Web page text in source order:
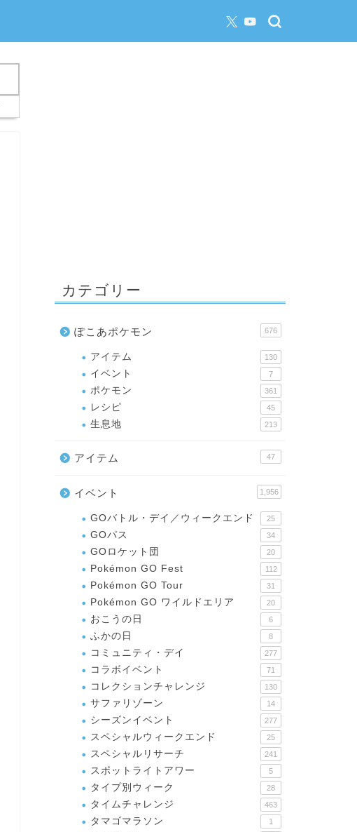
カテゴリー
ぽこあポケモン 676
アイテム 130
イベント 7
ポケモン 361
レシピ 45
生息地 213
アイテム 47
イベント 1,956
GOバトル・デイ／ウィークエンド 25
GOパス 34
GOロケット団 20
Pokémon GO Fest 112
Pokémon GO Tour 31
Pokémon GO ワイルドエリア 20
おこうの日 6
ふかの日 8
コミュニティ・デイ 277
コラボイベント 71
コレクションチャレンジ 130
サファリゾーン 14
シーズンイベント 277
スペシャルウィークエンド 25
スペシャルリサーチ 241
スポットライトアワー 5
タイプ別ウィーク 28
タイムチャレンジ 463
タマゴマラソン 1